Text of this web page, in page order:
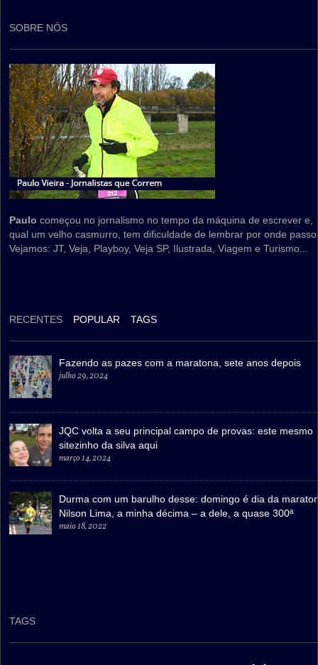
SOBRE NÓS
Paulo começou no jornalismo no tempo da máquina de escrever e,
qual um velho casmurro, tem dificuldade de lembrar por onde
Vejamos: JT, Veja, Playboy, Veja SP, Ilustrada, Viagem e Turismo...
RECENTES POPULAR TAGS
Fazendo as pazes com a maratona, sete anos depois
julho 29, 2024
JQC volta a seu principal campo de provas: este mesmo
sitezinho da silva aqui
março 14, 2024
Durma com um barulho desse: domingo é dia da
Nilson Lima, a minha décima – a dele, a quase 300ª
maio 18, 2022
TAGS